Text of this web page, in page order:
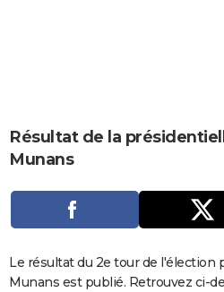
CARTE DE VOEUX
Carte de Noël
Carte Bonne année
Carte Saint-Valentin
Carte Pâques
Carte d'anniversaire
DICTIONNAIRE
Dictionnaire
Biographies
Expressions
Proverbes
PROGRAMME TV
S'inscrire
Se connecter
Lycées
Collèges
Primaires
Universités
Entreprises
Service militaire
Avis de recherche
AVIS DE DÉCÈS
Résultat de la
Munans
Le résultat du 2e tour de l'élection
Munans est publié. Retrouvez ci-